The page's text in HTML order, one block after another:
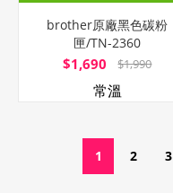
brother原廠黑色碳粉
匣/TN-2360
$1,690 $1,990
常溫
1 2 3